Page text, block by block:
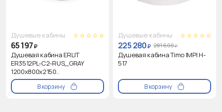
Душевые кабины
65 197₽
Душевая кабина ERLIT
ER3512PL-C2-RUS_GRAY
1200х800х2150..
В корзину
Душевые кабины
225 280₽ 281 600₽
Душевая кабина Timo IMPI H-
517
В корзину